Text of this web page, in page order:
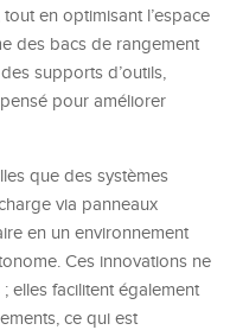
en optimisant l’espace
des bacs de rangement
supports d’outils,
pour améliorer
que des systèmes
via panneaux
en un environnement
Ces innovations ne
elles facilitent également
ce qui est